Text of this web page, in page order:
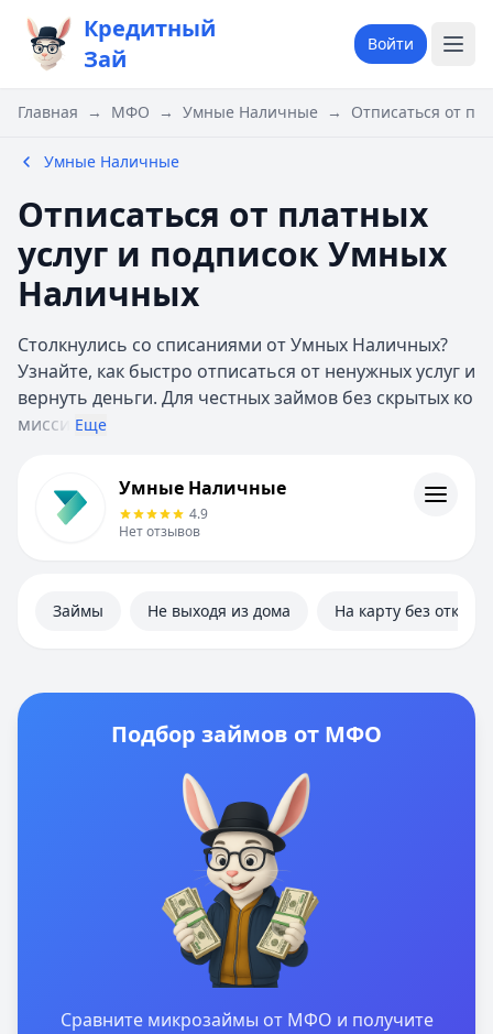
Кредитный
Зай
Войти
Главная → МФО → Умные Наличные → Отписаться от
Умные Наличные
Отписаться от платных
услуг и подписок Умных
Наличных
Столкнулись со списаниями от Умных Наличных?
Узнайте, как быстро отписаться от ненужных услуг и
вернуть деньги. Для честных займов без скрытых ко
мисси Еще
ИнформацияУмные Наличные
4.9
Нет отзывов
Займы Не выходя из дома На карту без отказа
Подбор займов от МФО
Сравните микрозаймы от МФО и получите